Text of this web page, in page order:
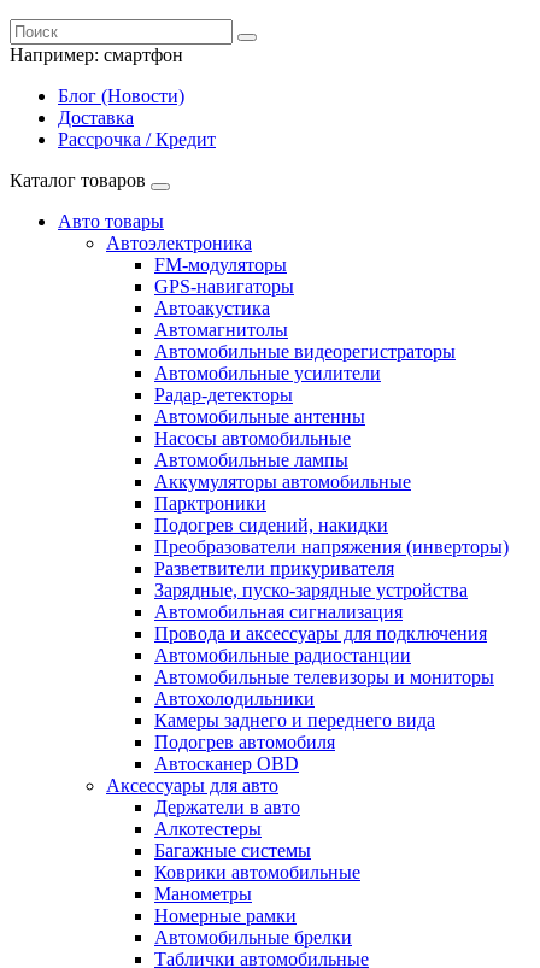
Например: смартфон
Блог (Новости)
Доставка
Рассрочка / Кредит
Каталог товаров
Авто товары
Автоэлектроника
FM-модуляторы
GPS-навигаторы
Автоакустика
Автомагнитолы
Автомобильные видеорегистраторы
Автомобильные усилители
Радар-детекторы
Автомобильные антенны
Насосы автомобильные
Автомобильные лампы
Аккумуляторы автомобильные
Парктроники
Подогрев сидений, накидки
Преобразователи напряжения (инверторы)
Разветвители прикуривателя
Зарядные, пуско-зарядные устройства
Автомобильная сигнализация
Провода и аксессуары для подключения
Автомобильные радиостанции
Автомобильные телевизоры и мониторы
Автохолодильники
Камеры заднего и переднего вида
Подогрев автомобиля
Автосканер OBD
Аксессуары для авто
Держатели в авто
Алкотестеры
Багажные системы
Коврики автомобильные
Манометры
Номерные рамки
Автомобильные брелки
Таблички автомобильные